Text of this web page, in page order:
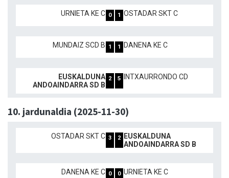
URNIETA KE C 0 1 OSTADAR SKT C
MUNDAIZ SCD B 1 1 DANENA KE C
EUSKALDUNA
ANDOAINDARRA SD B
2 5 INTXAURRONDO CD
10. jardunaldia (2025-11-30)
OSTADAR SKT C 3 2
EUSKALDUNA
ANDOAINDARRA SD B
DANENA KE C 0 0 URNIETA KE C